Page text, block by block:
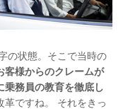
の状態。そこで当時の
客様からのクレームが
乗務員の教育を徹底し
革ですね。 それをきっ